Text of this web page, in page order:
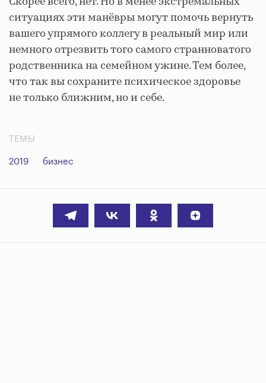
ситуациях эти манёвры могут помочь вернуть
вашего упрямого коллегу в реальный мир или
немного отрезвить того самого странноватого
родственника на семейном ужине. Тем более,
что так вы сохраните психическое здоровье
не только ближним, но и себе.
ТЕМЫ
2019 бизнес